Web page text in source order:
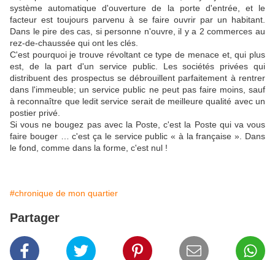
système automatique d'ouverture de la porte d'entrée, et le
facteur est toujours parvenu à se faire ouvrir par un habitant.
Dans le pire des cas, si personne n'ouvre, il y a 2 commerces au
rez-de-chaussée qui ont les clés.
C'est pourquoi je trouve révoltant ce type de menace et, qui plus
est, de la part d'un service public. Les sociétés privées qui
distribuent des prospectus se débrouillent parfaitement à rentrer
dans l'immeuble; un service public ne peut pas faire moins, sauf
à reconnaître que ledit service serait de meilleure qualité avec un
postier privé.
Si vous ne bougez pas avec la Poste, c'est la Poste qui va vous
faire bouger … c'est ça le service public « à la française ». Dans
le fond, comme dans la forme, c'est nul !
#chronique de mon quartier
Partager